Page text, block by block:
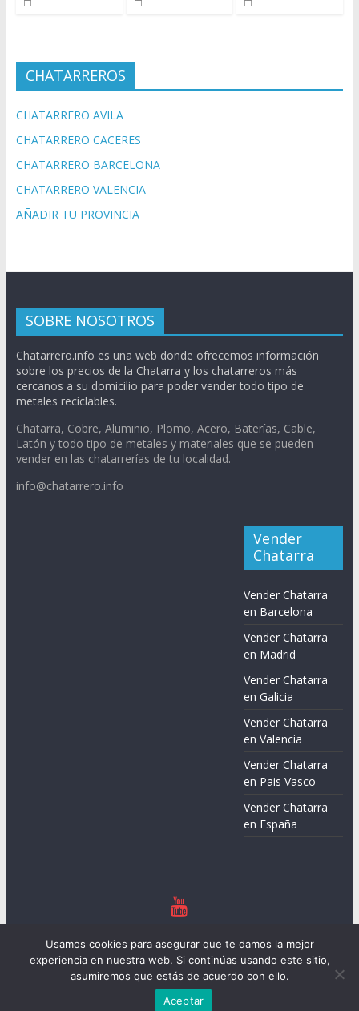
CHATARREROS
CHATARRERO AVILA
CHATARRERO CACERES
CHATARRERO BARCELONA
CHATARRERO VALENCIA
AÑADIR TU PROVINCIA
SOBRE NOSOTROS
Chatarrero.info es una web donde ofrecemos información
sobre los precios de la Chatarra y los chatarreros más
cercanos a su domicilio para poder vender todo tipo de
metales reciclables.
Chatarra, Cobre, Aluminio, Plomo, Acero, Baterías, Cable,
Latón y todo tipo de metales y materiales que se pueden
vender en las chatarrerías de tu localidad.
info@chatarrero.info
Vender
Chatarra
Vender Chatarra
en Barcelona
Vender Chatarra
en Madrid
Vender Chatarra
en Galicia
Vender Chatarra
en Valencia
Vender Chatarra
en Pais Vasco
Vender Chatarra
en España
derechos reservados.
Tema:ColorMagpor ThemeGrill. Funciona conWordPress
Usamos cookies para asegurar que te damos la mejor
experiencia en nuestra web. Si continúas usando este sitio,
asumiremos que estás de acuerdo con ello.
Aceptar